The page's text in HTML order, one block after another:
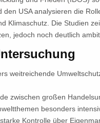
USA analysieren die
Klimaschutz. Die Studien
jedoch noch deutlich
weitreichende
zwischen großen
besonders
Kontrolle über